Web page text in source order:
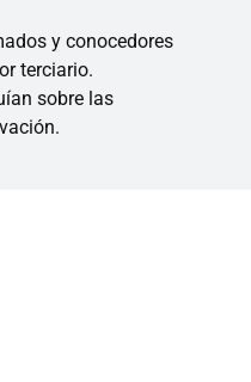
y conocedores
terciario.
sobre las